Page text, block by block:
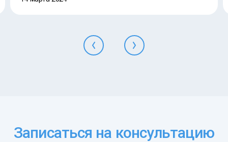
Записаться на консультацию